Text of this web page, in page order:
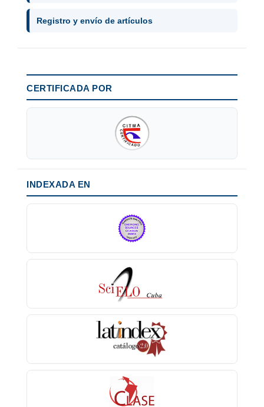
Registro y envío de artículos
CERTIFICADA POR
INDEXADA EN